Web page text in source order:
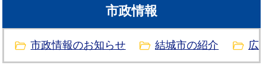
市政情報
市政情報のお知らせ 結城市の紹介 広